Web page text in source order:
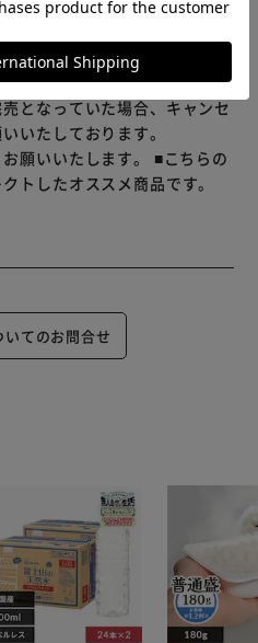
在庫の確認及び商品のお届け
ます。
となっていた場合、キャンセ
いたしております。
願いいたします。 ■こちらの
トしたオススメ商品です。
いてのお問合せ